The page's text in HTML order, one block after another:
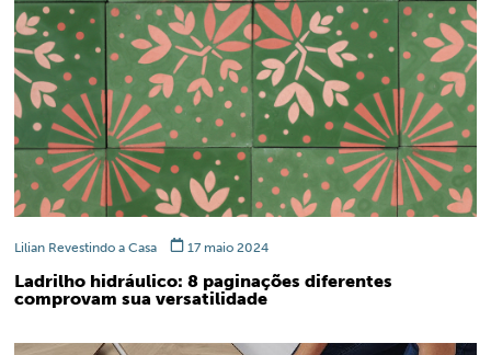
Lilian Revestindo a Casa 17 maio 2024
Ladrilho hidráulico: 8 paginações diferentes
comprovam sua versatilidade